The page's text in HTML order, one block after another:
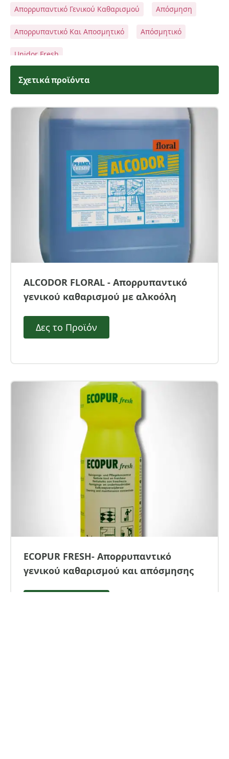
Απορρυπαντικό Γενικού Καθαρισμού Απόσμηση
Απορρυπαντικό Και Αποσμητικό Απόσμητικό
Unidor Fresh
Σχετικά προϊόντα
ALCODOR FLORAL - Απορρυπαντικό
γενικού καθαρισμού με αλκοόλη
Δες το Προϊόν
ECOPUR FRESH- Απορρυπαντικό
γενικού καθαρισμού και απόσμησης